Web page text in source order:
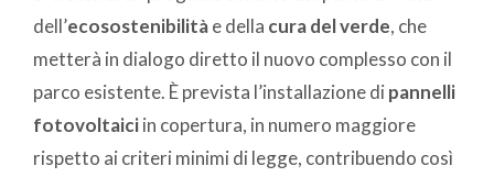
dell’ecosostenibilitàe della cura del verde, che
metterà in dialogo diretto il nuovo complesso con il
parco esistente. È prevista l’installazione di pannelli
fotovoltaiciin copertura, in numero maggiore
rispetto ai criteri minimi di legge, contribuendo così